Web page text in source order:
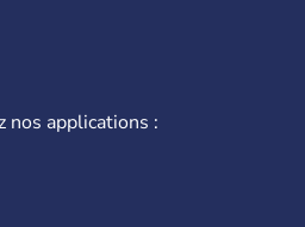
nos applications :